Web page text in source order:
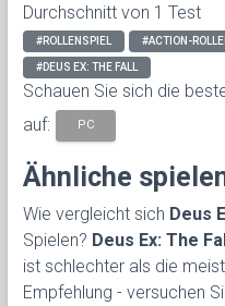
Durchschnitt von 1 Test
#ROLLENSPIEL #ACTION-
#DEUS EX: THE FALL
Schauen Sie sich die
auf:
PC
Ähnliche
Wie vergleicht sich Deus
Spielen? Deus Ex: The
ist schlechter als die
Empfehlung - versuchen